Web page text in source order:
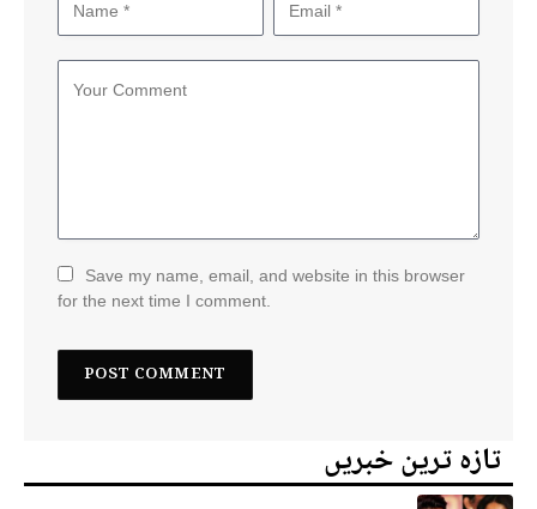
Save my name, email, and website in this browser
for the next time I comment.
تازہ ترین خبریں